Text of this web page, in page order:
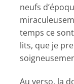
neufs
temps ce
lits, que je
Au verso, la